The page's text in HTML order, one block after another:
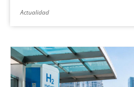
Actualidad